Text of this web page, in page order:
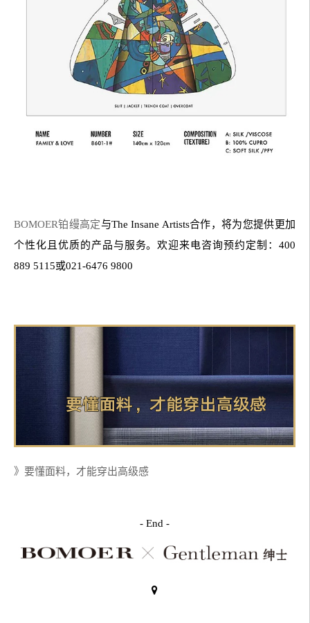
BOMOER铂缦高定与The Insane Artists合作，将为您提供更加
个性化且优质的产品与服务。欢迎来电咨询预约定制：400
889 5115或021-6476 9800
》要懂面料，才能穿出高级感
- End -